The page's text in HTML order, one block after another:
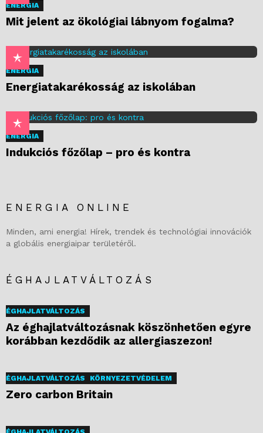
ENERGIA
Mit jelent az ökológiai lábnyom fogalma?
ENERGIA
Energiatakarékosság az iskolában
ENERGIA
Indukciós főzőlap – pro és kontra
ENERGIA ONLINE
Minden, ami energia! Hírek, trendek és technológiai innovációk
a globális energiaipar területéről.
ÉGHAJLATVÁLTOZÁS
ÉGHAJLATVÁLTOZÁS
Az éghajlatváltozásnak köszönhetően egyre
korábban kezdődik az allergiaszezon!
ÉGHAJLATVÁLTOZÁS KÖRNYEZETVÉDELEM
Zero carbon Britain